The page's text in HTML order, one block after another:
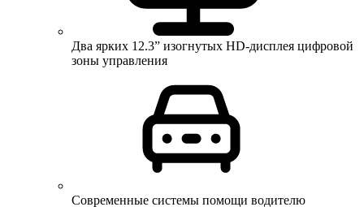
Два ярких 12.3” изогнутых HD-дисплея цифровой
зоны управления
Современные системы помощи водителю